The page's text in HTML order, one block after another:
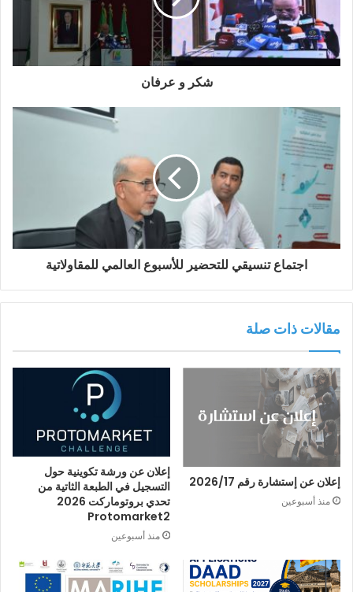
شكر و عرفان
اجتماع تنسيقي للتحضير للأسبوع العالمي للمقاولاتية
مقالات ذات صلة
إعلان عن إستشارة رقم 2026/17
منذ أسبوعين
إعلان عن ورشة تكوينية حول
التسجيل في الطبعة الثاتية من
تحدي بروتوماركت 2026
Protomarket2
منذ أسبوعين